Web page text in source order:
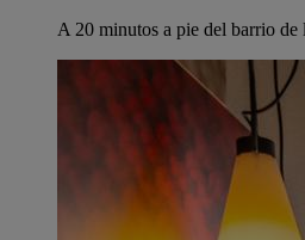
A 20 minutos a pie del barrio de